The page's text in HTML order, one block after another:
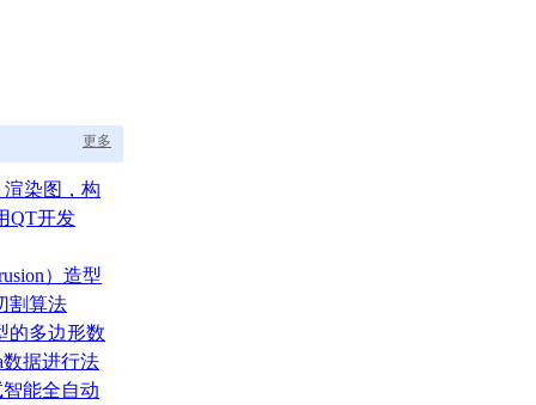
更多
渲染图，构
调度中枢
QT开发
）造型
割算法
的多边形数
据进行法
能全自动